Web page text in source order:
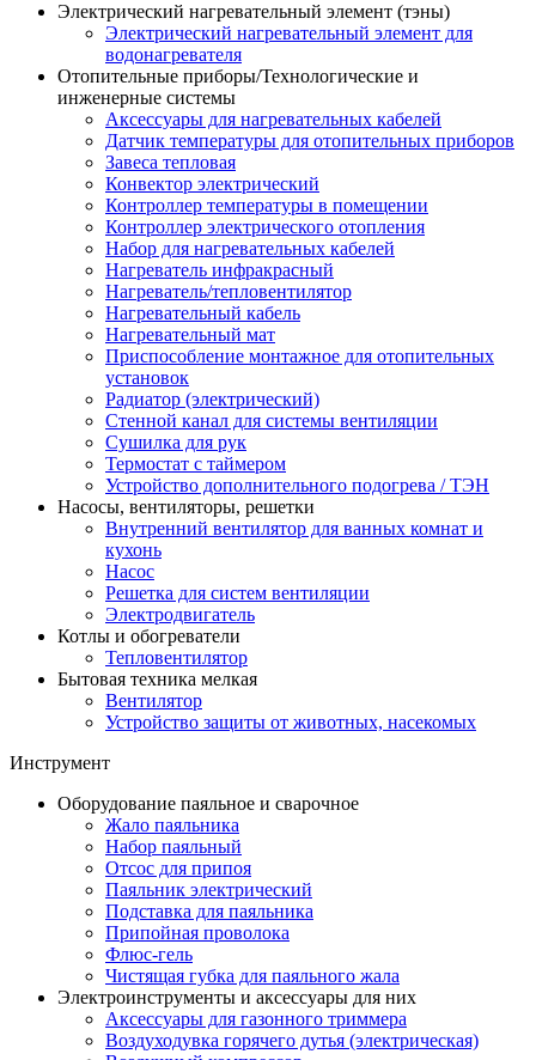
Электрический нагревательный элемент (тэны)
Электрический нагревательный элемент для
водонагревателя
Отопительные приборы/Технологические и
инженерные системы
Аксессуары для нагревательных кабелей
Датчик температуры для отопительных приборов
Завеса тепловая
Конвектор электрический
Контроллер температуры в помещении
Контроллер электрического отопления
Набор для нагревательных кабелей
Нагреватель инфракрасный
Нагреватель/тепловентилятор
Нагревательный кабель
Нагревательный мат
Приспособление монтажное для отопительных
установок
Радиатор (электрический)
Стенной канал для системы вентиляции
Сушилка для рук
Термостат с таймером
Устройство дополнительного подогрева / ТЭН
Насосы, вентиляторы, решетки
Внутренний вентилятор для ванных комнат и
кухонь
Насос
Решетка для систем вентиляции
Электродвигатель
Котлы и обогреватели
Тепловентилятор
Бытовая техника мелкая
Вентилятор
Устройство защиты от животных, насекомых
Инструмент
Оборудование паяльное и сварочное
Жало паяльника
Набор паяльный
Отсос для припоя
Паяльник электрический
Подставка для паяльника
Припойная проволока
Флюс-гель
Чистящая губка для паяльного жала
Электроинструменты и аксессуары для них
Аксессуары для газонного триммера
Воздуходувка горячего дутья (электрическая)